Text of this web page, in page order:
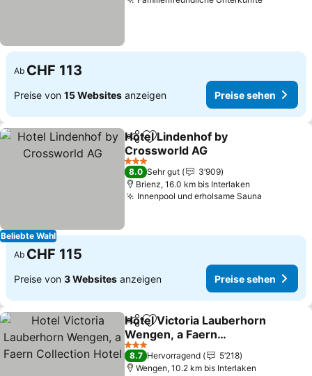
Ab CHF 113
Preise von 15 Websites anzeigen Preise sehen
Beliebte Wahl
TeilenZu Favoriten hinzufügen
Hotel Lindenhof by
Crossworld AG
3 Sterne
8.0 Sehr gut
3’909
Brienz, 16.0 km bis Interlaken
Innenpool und erholsame Sauna
Ab CHF 115
Preise von 3 Websites anzeigen Preise sehen
TeilenZu Favoriten hinzufügen
Hotel Victoria Lauberhorn
Wengen, a Faern
Collection Hotel
3 Sterne
8.7 Hervorragend
5’218
Wengen, 10.2 km bis Interlaken